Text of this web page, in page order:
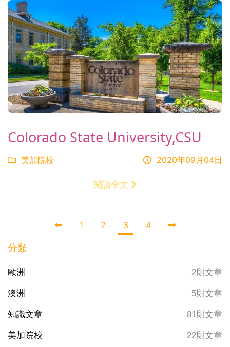
Colorado State University,CSU
美加院校 2020年09月04日
閱讀全文
1 2 3 4
分類
歐洲 2則文章
澳洲 5則文章
知識文章 81則文章
美加院校 22則文章